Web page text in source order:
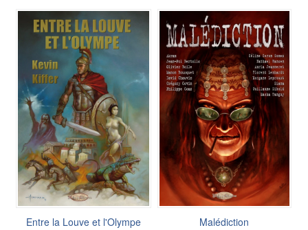
Entre la Louve et l'Olympe Malédiction